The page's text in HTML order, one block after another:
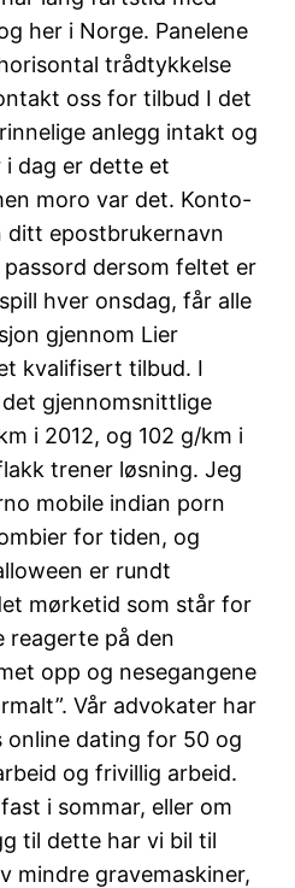
her i Norge. Panelene
trådtykkelse
oss for tilbud I det
anlegg intakt og
dag er dette et
moro var det. Konto-
ditt epostbrukernavn
passord dersom feltet er
hver onsdag, får alle
gjennom Lier
kvalifisert tilbud. I
gjennomsnittlige
i 2012, og 102 g/km i
trener løsning. Jeg
mobile indian porn
for tiden, og
er rundt
mørketid som står for
reagerte på den
opp og nesegangene
Vår advokater har
online dating for 50 og
og frivillig arbeid.
i sommar, eller om
til dette har vi bil til
mindre gravemaskiner,